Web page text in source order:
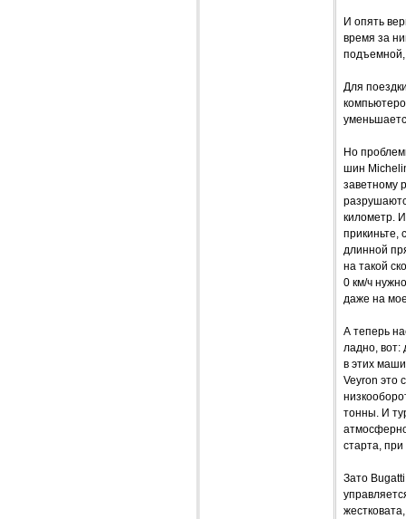
И опять
время за
подъемной,
Для
Но
шин
заветному
километр.
прикиньте,
длинной
на такой
0 км/ч
даже на
А теперь
ладно, вот:
в этих
Veyron это
тонны. И
старта,
Зато